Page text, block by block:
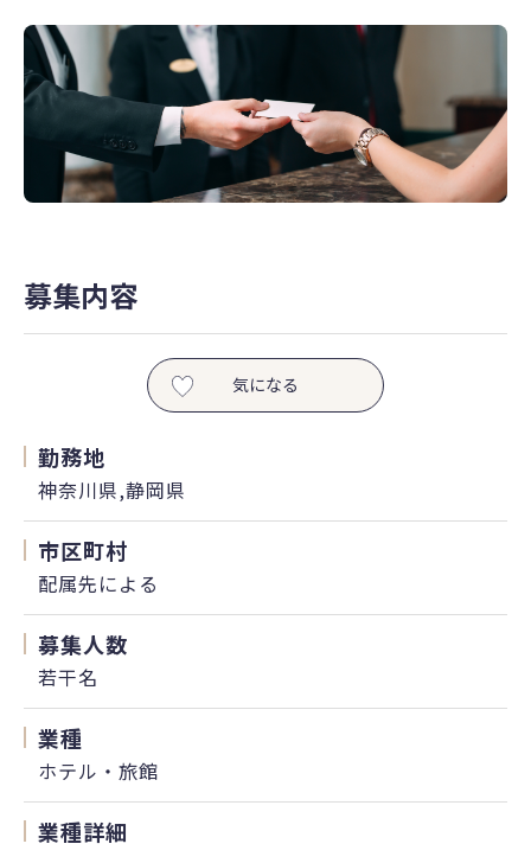
募集内容
気になる
勤務地
神奈川県,静岡県
市区町村
配属先による
募集人数
若干名
業種
ホテル・旅館
業種詳細